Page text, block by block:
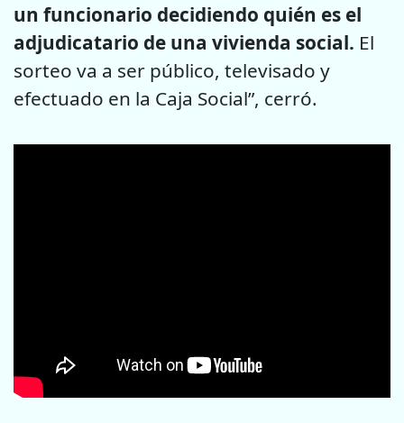
un funcionario decidiendo quién es el
adjudicatario de una vivienda social. El
sorteo va a ser público, televisado y
efectuado en la Caja Social”, cerró.